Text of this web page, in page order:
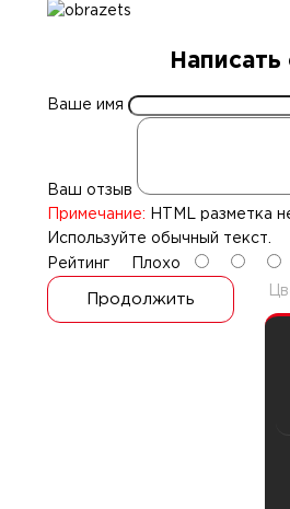
Написать
Ваше имя
Ваш отзыв
Примечание: HTML разметка
Используйте обычный текст.
Рейтинг Плохо
Продолжить